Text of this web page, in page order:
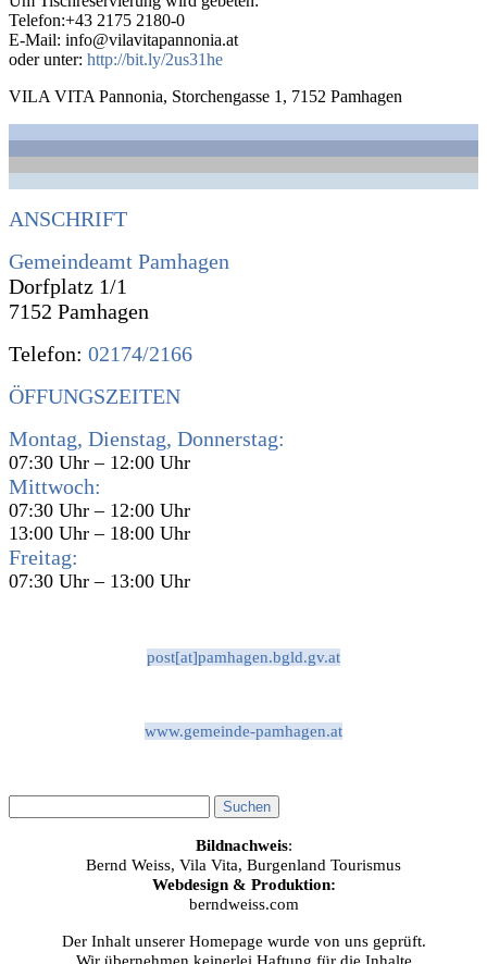
Telefon:+43 2175 2180-0
E-Mail: info@vilavitapannonia.at
oder unter: http://bit.ly/2us31he
VILA VITA Pannonia, Storchengasse 1, 7152 Pamhagen
ANSCHRIFT
Gemeindeamt Pamhagen
Dorfplatz 1/1
7152 Pamhagen
Telefon: 02174/2166
ÖFFUNGSZEITEN
Montag, Dienstag, Donnerstag:
07:30 Uhr – 12:00 Uhr
Mittwoch:
07:30 Uhr – 12:00 Uhr
13:00 Uhr – 18:00 Uhr
Freitag:
07:30 Uhr – 13:00 Uhr
post[at]pamhagen.bgld.gv.at
www.gemeinde-pamhagen.at
Bildnachweis:
Bernd Weiss, Vila Vita, Burgenland Tourismus
Webdesign & Produktion:
berndweiss.com
Der Inhalt unserer Homepage wurde von uns geprüft.